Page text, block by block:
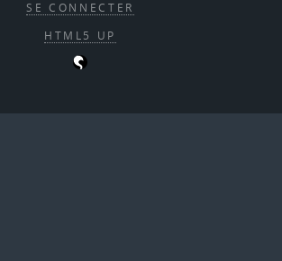
SE CONNECTER
HTML5 UP